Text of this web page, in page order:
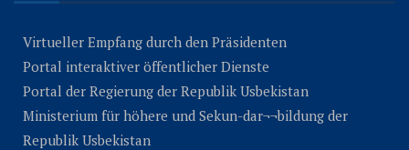
Virtueller Empfang durch den Präsidenten
Portal interaktiver öffentlicher Dienste
Portal der Regierung der Republik Usbekistan
Ministerium für höhere und Sekun-dar¬¬bildung der
Republik Usbekistan